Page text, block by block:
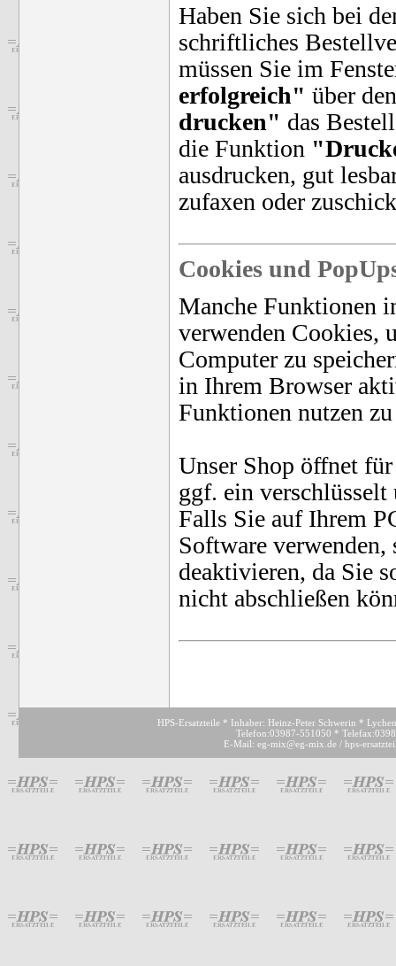
Haben Sie sich bei
schriftliches
müssen Sie im
erfolgreich" über
drucken" das
die Funktion
ausdrucken, gut
zufaxen oder
Cookies und
Manche Funktionen
verwenden Cookies,
Computer zu
in Ihrem Browser
Funktionen nutzen
Unser Shop öffnet
ggf. ein verschlüsselt
Falls Sie auf Ihrem
Software verwenden,
deaktivieren, da Sie
nicht abschließen
HPS-Ersatzteile * Inhaber: Heinz-Peter Schwerin *
Telefon:03987-551050 *
E-Mail: eg-mix@eg-mix.de / hps-